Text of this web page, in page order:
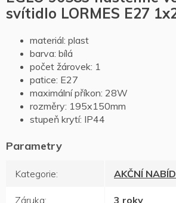
svítidlo LORMES E27
materiál: plast
barva: bílá
počet žárovek: 1
patice: E27
maximální příkon: 28W
rozměry: 195x150mm
stupeň krytí: IP44
Kategorie: AKČNÍ
Záruka: 3 roky